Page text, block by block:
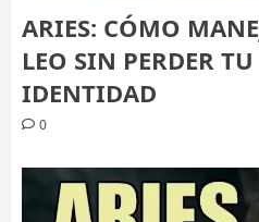
ARIES: CÓMO
LEO SIN PERDER
IDENTIDAD
0